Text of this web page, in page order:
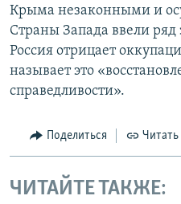
Крыма незаконными и
Страны Запада ввели
Россия отрицает
называет это
справедливости».
Поделиться Читать
ЧИТАЙТЕ ТАКЖЕ: